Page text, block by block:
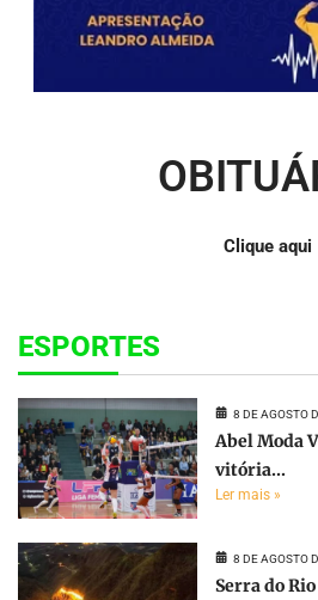
Clique aqui
ESPORTES
8 DE AGOSTO
Abel Moda
vitória...
Ler mais »
8 DE AGOSTO
Serra do